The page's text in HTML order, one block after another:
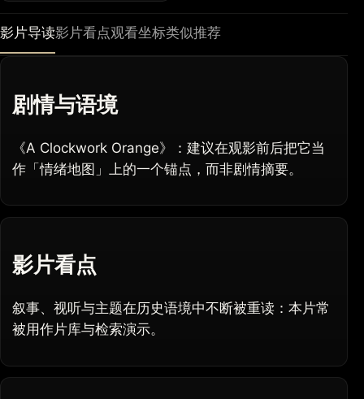
影片导读影片看点观看坐标类似推荐
剧情与语境
《A Clockwork Orange》：建议在观影前后把它当
作「情绪地图」上的一个锚点，而非剧情摘要。
影片看点
叙事、视听与主题在历史语境中不断被重读：本片常
被用作片库与检索演示。